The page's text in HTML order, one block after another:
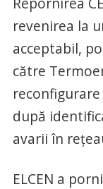
revenirea la
acceptabil,
către
după
avarii în
ELCEN a